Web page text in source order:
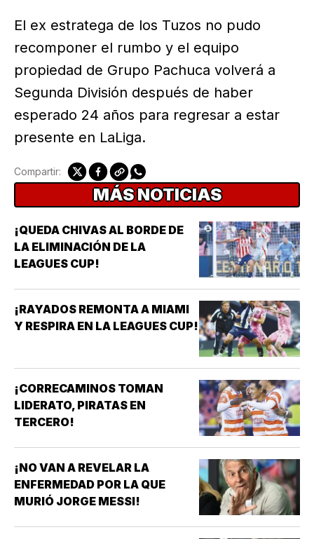
El ex estratega de los Tuzos no pudo
recomponer el rumbo y el equipo
propiedad de Grupo Pachuca volverá a
Segunda División después de haber
esperado 24 años para regresar a estar
presente en LaLiga.
Compartir:
MÁS NOTICIAS
¡QUEDA CHIVAS AL BORDE DE
LA ELIMINACIÓN DE LA
LEAGUES CUP!
¡RAYADOS REMONTA A MIAMI
Y RESPIRA EN LA LEAGUES CUP!
¡CORRECAMINOS TOMAN
LIDERATO, PIRATAS EN
TERCERO!
¡NO VAN A REVELAR LA
ENFERMEDAD POR LA QUE
MURIÓ JORGE MESSI!